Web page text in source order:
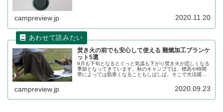
campreview.jp 2020.11.20
焚き火の前でも安心して使える 難燃加工ブランケ
ット5選
9月も下旬となるとぐっと気温も下がり焚き火が恋しくなる
季節となってきています。秋のキャンプでは、標高や時間
帯によっては肌寒くなることもしばしば。そこで大活躍す
あきにくい難燃加工のブランケットをご紹介します。
campreview.jp 2020.09.23